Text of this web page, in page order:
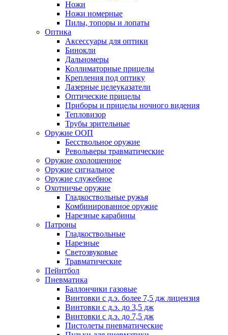
Ножи
Ножи номерные
Пилы, топоры и лопаты
Оптика
Аксессуары для оптики
Бинокли
Дальномеры
Коллиматорные прицелы
Крепления под оптику
Лазерные целеуказатели
Оптические прицелы
Приборы и прицелы ночного видения
Тепловизор
Трубы зрительные
Оружие ООП
Бесствольное оружие
Револьверы травматические
Оружие охолощенное
Оружие сигнальное
Оружие служебное
Охотничье оружие
Гладкоствольные ружья
Комбинированное оружие
Нарезные карабины
Патроны
Гладкоствольные
Нарезные
Светозвуковые
Травматические
Пейнтбол
Пневматика
Баллончики газовые
Винтовки с д.э. более 7,5 дж лицензия
Винтовки с д.э. до 3,5 дж
Винтовки с д.э. до 7,5 дж
Пистолеты пневматические